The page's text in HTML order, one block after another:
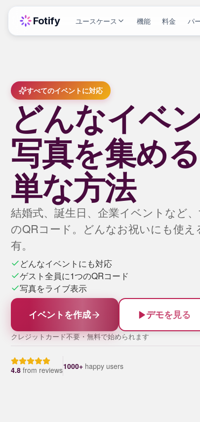
Fotify ユースケース 機能 料金 パ
すべてのイベントに対応
どんなイベ
写真を集め
単な方法
結婚式、誕生日、企業イベントなど
のQRコード。どんなお祝いにも使
有。
どんなイベントにも対応
ゲスト全員に1つのQRコード
写真をライブ表示
イベントを作成 デモを見る
クレジットカード不要・無料で始められます
4.8 from reviews1000+ happy users